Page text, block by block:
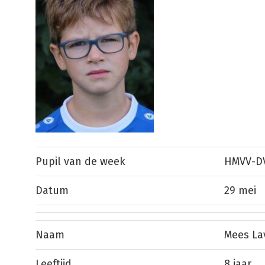
Pupil van de week HMVV-
Datum 29 mei
Naam Mees